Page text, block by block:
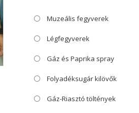
Muzeális fegyverek
Légfegyverek
Gáz és Paprika spray
Folyadéksugár kilövők
Gáz-Riasztó töltények